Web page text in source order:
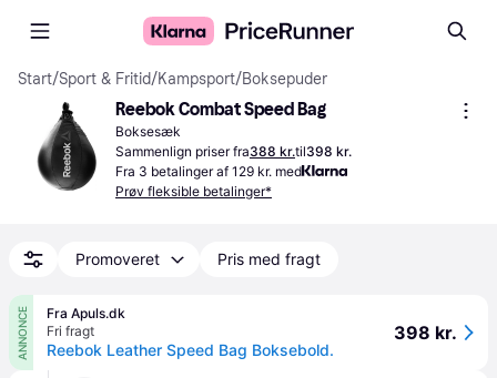
Start/Sport & Fritid/Kampsport/Boksepuder
Reebok Combat Speed Bag
Boksesæk
Sammenlign priser fra388 kr.til398 kr.
Fra 3 betalinger af 129 kr. med
Prøv fleksible betalinger*
Promoveret Pris med fragt
ANNONCE
Fra Apuls.dk
Fri fragt
Reebok Leather Speed Bag Boksebold.
398 kr.